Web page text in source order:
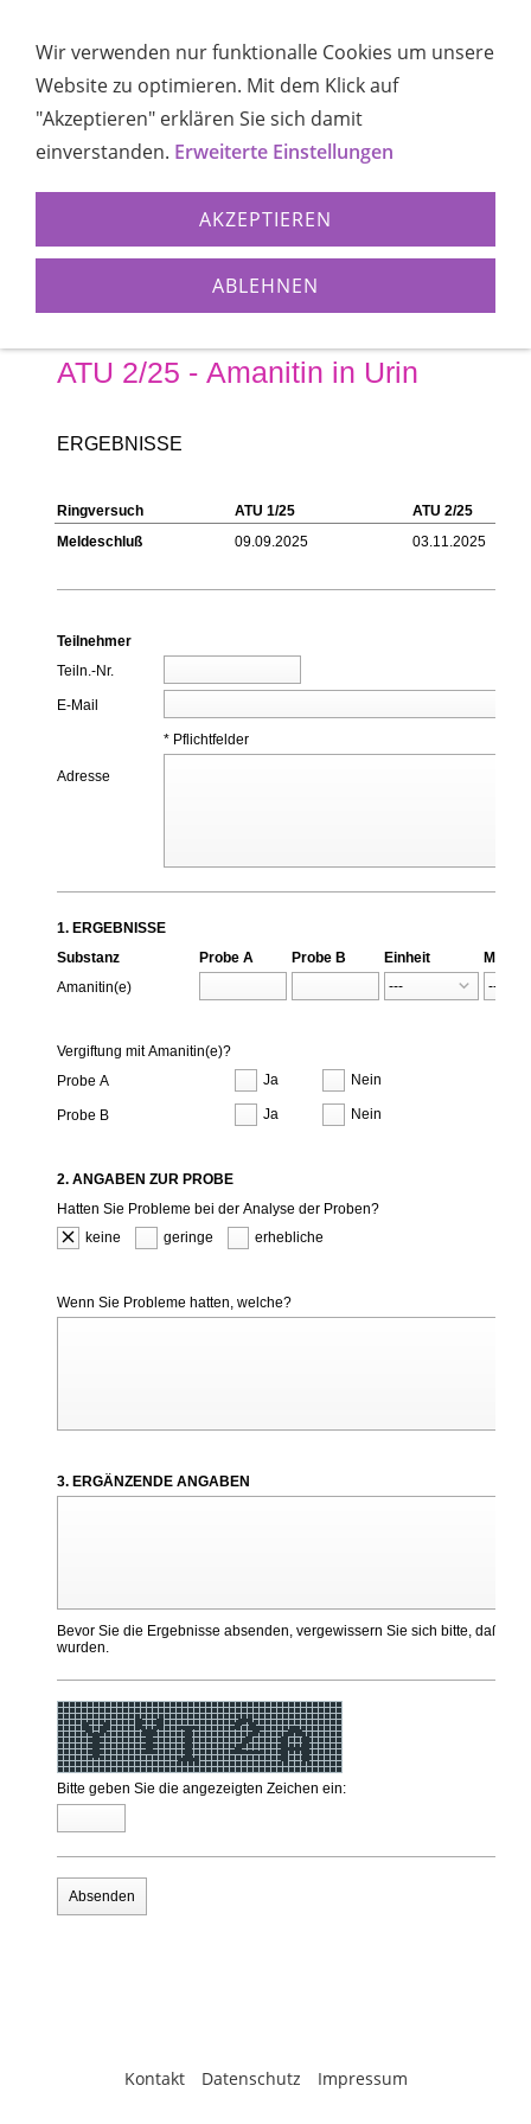
Navigation öffnen
Kontakt Datenschutz Impressum
Wir verwenden nur funktionalle Cookies um unsere
Website zu optimieren. Mit dem Klick auf
"Akzeptieren" erklären Sie sich damit
einverstanden. Erweiterte Einstellungen
AKZEPTIEREN
ABLEHNEN